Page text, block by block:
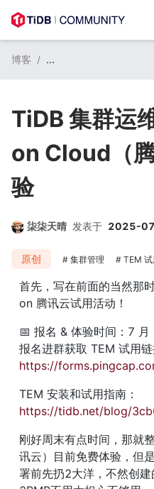
博客 / ...
TiDB 集群运
on Cloud（
验
柒柒天晴 发表于 2025-
原创 集群管理 TEM 试
首先，写在前面的当然那
on 腾讯云试用活动！
📅 报名 & 体验时间：7
报名进群获取 TEM 试用链
https://
TEM 安装和试用指南：
https://tidb.net/blog/
刚好周末有点时间，那就
讯云）目前免费体验，但
署前先扔2大洋，不然创